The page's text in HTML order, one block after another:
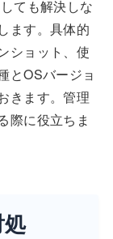
ても解決しな
ます。具体的
ショット、使
とOSバージョ
きます。管理
際に役立ちま